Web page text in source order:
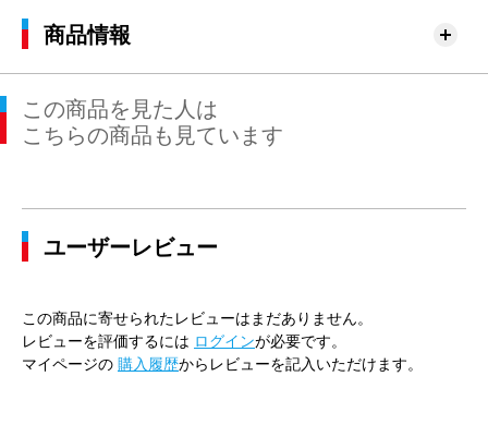
商品情報
この商品を見た人は
こちらの商品も見ています
ユーザーレビュー
この商品に寄せられたレビューはまだありません。
レビューを評価するには ログインが必要です。
マイページの 購入履歴からレビューを記入いただけます。